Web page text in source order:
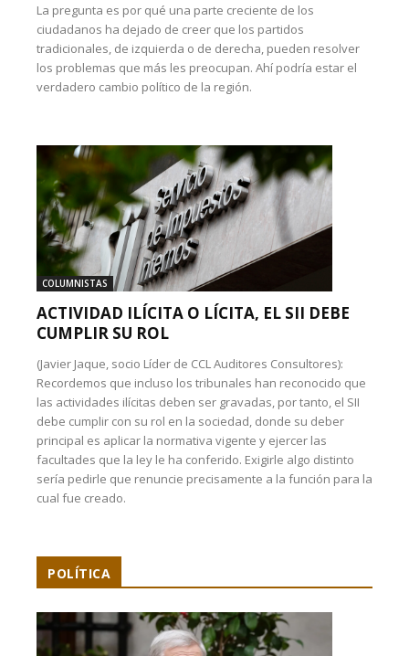
La pregunta es por qué una parte creciente de los
ciudadanos ha dejado de creer que los partidos
tradicionales, de izquierda o de derecha, pueden resolver
los problemas que más les preocupan. Ahí podría estar el
verdadero cambio político de la región.
COLUMNISTAS
ACTIVIDAD ILÍCITA O LÍCITA, EL SII DEBE
CUMPLIR SU ROL
(Javier Jaque, socio Líder de CCL Auditores Consultores):
Recordemos que incluso los tribunales han reconocido que
las actividades ilícitas deben ser gravadas, por tanto, el SII
debe cumplir con su rol en la sociedad, donde su deber
principal es aplicar la normativa vigente y ejercer las
facultades que la ley le ha conferido. Exigirle algo distinto
sería pedirle que renuncie precisamente a la función para la
cual fue creado.
POLÍTICA